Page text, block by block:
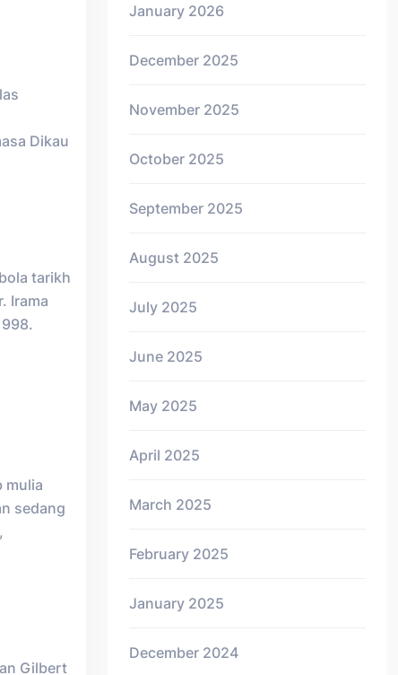
Dikau
tarikh
Irama
mulia
sedang
Gilbert
January 2026
December 2025
November 2025
October 2025
September 2025
August 2025
July 2025
June 2025
May 2025
April 2025
March 2025
February 2025
January 2025
December 2024